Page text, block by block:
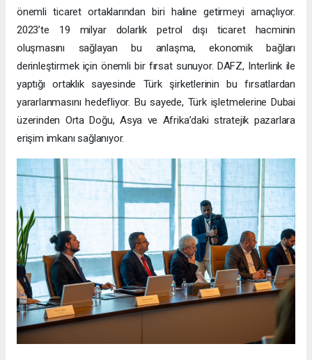
önemli ticaret ortaklarından biri haline getirmeyi amaçlıyor.
2023’te 19 milyar dolarlık petrol dışı ticaret hacminin
oluşmasını sağlayan bu anlaşma, ekonomik bağları
derinleştirmek için önemli bir fırsat sunuyor. DAFZ, Interlink ile
yaptığı ortaklık sayesinde Türk şirketlerinin bu fırsatlardan
yararlanmasını hedefliyor. Bu sayede, Türk işletmelerine Dubai
üzerinden Orta Doğu, Asya ve Afrika’daki stratejik pazarlara
erişim imkanı sağlanıyor.